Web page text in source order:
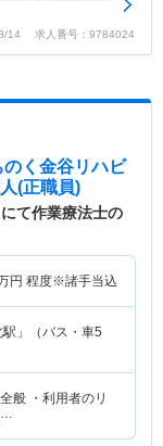
14 求人番号：9784024
く金谷リハビ
(正職員)
て作業療法士の
円 程度※諸手当込
駅」（バス・車5
般 ・利用者のリ
…